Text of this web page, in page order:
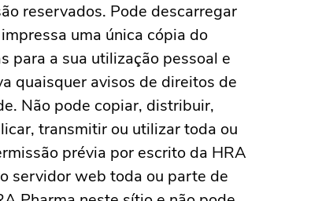
reservados. Pode descarregar
uma única cópia do
para a sua utilização pessoal e
quaisquer avisos de direitos de
Não pode copiar, distribuir,
transmitir ou utilizar toda ou
prévia por escrito da HRA
servidor web toda ou parte de